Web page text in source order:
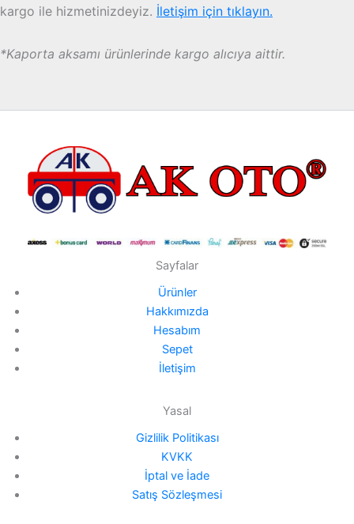
kargo ile hizmetinizdeyiz. İletişim için tıklayın.
*Kaporta aksamı ürünlerinde kargo alıcıya aittir.
Sayfalar
Ürünler
Hakkımızda
Hesabım
Sepet
İletişim
Yasal
Gizlilik Politikası
KVKK
İptal ve İade
Satış Sözleşmesi